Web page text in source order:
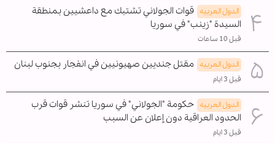
الدول العربیه قوات الجولاني تشتبك مع داعشيين بمنطقة
السيدة "زينب" في سوريا
قبل 10 ساعات
الدول العربیه مقتل جنديين صهيونيين في انفجار بجنوب لبنان
قبل 3 ايام
الدول العربیه حكومة "الجولاني" في سوريا تنشر قوات قرب
الحدود العراقية دون إعلان عن السبب
قبل 3 ايام